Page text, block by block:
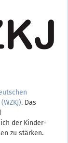
. Das
der Kinder-
zu stärken.